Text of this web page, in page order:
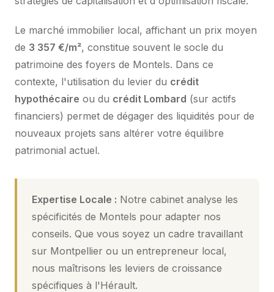
Le marché immobilier local, affichant un prix moyen
de 3 357 €/m², constitue souvent le socle du
patrimoine des foyers de Montels. Dans ce
contexte, l'utilisation du levier du crédit
hypothécaire ou du crédit Lombard (sur actifs
financiers) permet de dégager des liquidités pour de
nouveaux projets sans altérer votre équilibre
patrimonial actuel.
Expertise Locale : Notre cabinet analyse les
spécificités de Montels pour adapter nos
conseils. Que vous soyez un cadre travaillant
sur Montpellier ou un entrepreneur local,
nous maîtrisons les leviers de croissance
spécifiques à l'Hérault.